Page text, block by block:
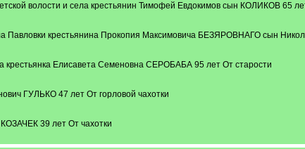
волости и села крестьянин Тимофей Евдокимов сын КОЛИКОВ 65
Павловки крестьянина Прокопия Максимовича БЕЗЯРОВНАГО сын
крестьянка Елисавета Семеновна СЕРОБАБА 95 лет От старости
ГУЛЬКО 47 лет От горловой чахотки
39 лет От чахотки